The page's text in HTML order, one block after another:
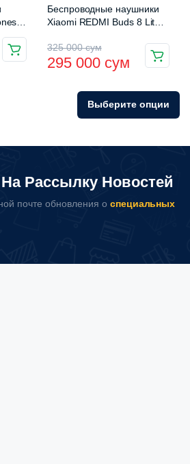
Беспроводные наушники
Xiaomi REDMI Buds 8 Lite
325 000сум
Первоначальная
цена
составляла
295 000 сум
Текущая
цена:
000 сум.
Этот
несколько
Опции
выбрать
странице
Выберите опции
Рассылку Новостей
почте обновления о специальных